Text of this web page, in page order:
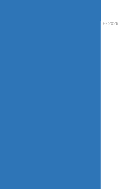
© 2026